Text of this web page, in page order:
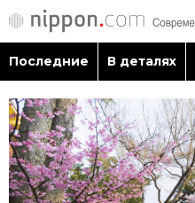
Последние
Последние В деталях